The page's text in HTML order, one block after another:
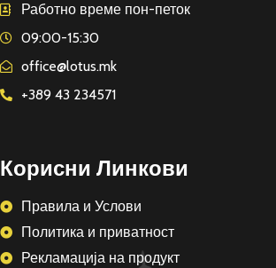
Работно време пон-петок
09:00-15:30
office@lotus.mk
+389 43 234571
Корисни Линкови
Правила и Услови
Политика и приватност
Рекламација на продукт